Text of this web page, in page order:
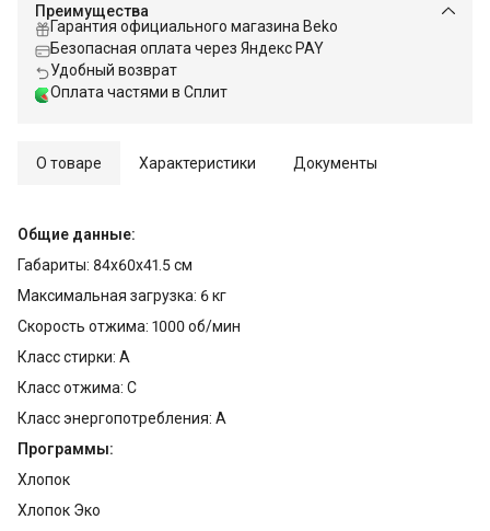
Преимущества
Гарантия официального магазина Beko
Безопасная оплата через Яндекс PAY
Удобный возврат
Оплата частями в Сплит
О товаре Характеристики Документы
Общие данные:
Габариты: 84x60x41.5 см
Максимальная загрузка: 6 кг
Скорость отжима: 1000 об/мин
Класс стирки: A
Класс отжима: C
Класс энергопотребления: A
Программы:
Хлопок
Хлопок Эко